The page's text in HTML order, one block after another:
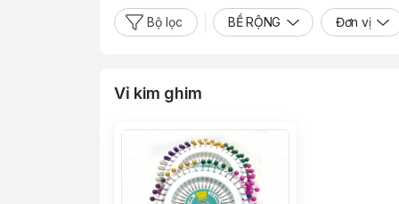
Bộ lọc BỀ RỘNG Đơn vị
Vỉ kim ghim